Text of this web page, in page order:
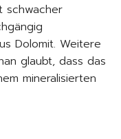
schwacher
Dolomit. Weitere
glaubt, dass das
mineralisierten